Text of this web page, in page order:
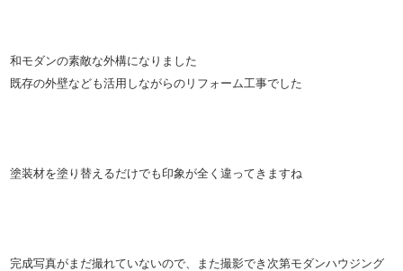
和モダンの素敵な外構になりました
既存の外壁なども活用しながらのリフォーム工事でした
塗装材を塗り替えるだけでも印象が全く違ってきますね
完成写真がまだ撮れていないので、また撮影でき次第モダンハウジング